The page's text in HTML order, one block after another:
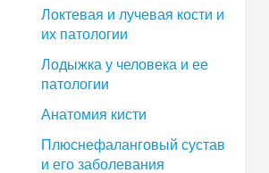
Локтевая и лучевая кости и
их патологии
Лодыжка у человека и ее
патологии
Анатомия кисти
Плюснефаланговый сустав
и его заболевания